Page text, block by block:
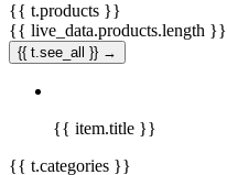
{{ t.products }}
{{ live_data.products.length }}
{{ t.see_all }} →
{{ item.title }}
{{ t.categories }}